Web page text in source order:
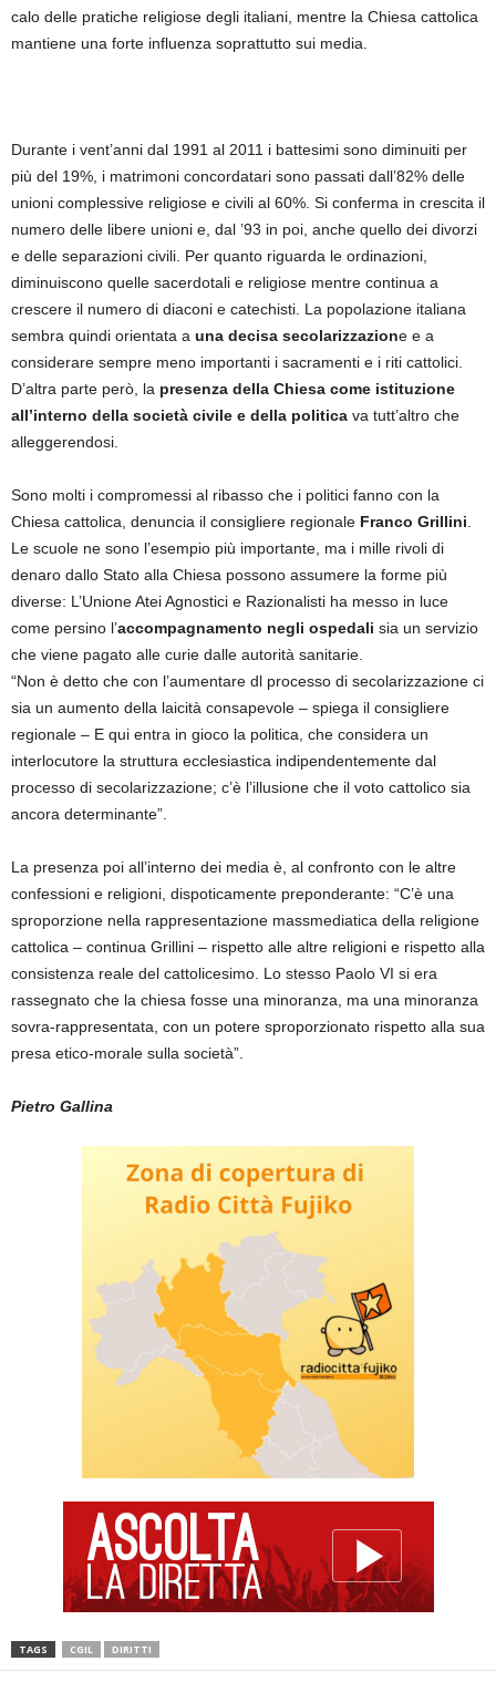
calo delle pratiche religiose degli italiani, mentre la Chiesa cattolica
mantiene una forte influenza soprattutto sui media.
Durante i vent’anni dal 1991 al 2011 i battesimi sono diminuiti per
più del 19%, i matrimoni concordatari sono passati dall’82% delle
unioni complessive religiose e civili al 60%. Si conferma in crescita il
numero delle libere unioni e, dal ’93 in poi, anche quello dei divorzi
e delle separazioni civili. Per quanto riguarda le ordinazioni,
diminuiscono quelle sacerdotali e religiose mentre continua a
crescere il numero di diaconi e catechisti. La popolazione italiana
sembra quindi orientata a una decisa secolarizzazione e a
considerare sempre meno importanti i sacramenti e i riti cattolici.
D’altra parte però, la presenza della Chiesa come istituzione
all’interno della società civile e della politica va tutt’altro che
alleggerendosi.
Sono molti i compromessi al ribasso che i politici fanno con la
Chiesa cattolica, denuncia il consigliere regionale Franco Grillini
Le scuole ne sono l’esempio più importante, ma i mille rivoli di
denaro dallo Stato alla Chiesa possono assumere la forme più
diverse: L’Unione Atei Agnostici e Razionalisti ha messo in luce
come persino l’accompagnamento negli ospedali sia un servizio
che viene pagato alle curie dalle autorità sanitarie.
“Non è detto che con l’aumentare dl processo di secolarizzazione ci
sia un aumento della laicità consapevole – spiega il consigliere
regionale – E qui entra in gioco la politica, che considera un
interlocutore la struttura ecclesiastica indipendentemente dal
processo di secolarizzazione; c’è l’illusione che il voto cattolico sia
ancora determinante”.
La presenza poi all’interno dei media è, al confronto con le altre
confessioni e religioni, dispoticamente preponderante: “C’è una
sproporzione nella rappresentazione massmediatica della religione
cattolica – continua Grillini – rispetto alle altre religioni e rispetto alla
consistenza reale del cattolicesimo. Lo stesso Paolo VI si era
rassegnato che la chiesa fosse una minoranza, ma una minoranza
sovra-rappresentata, con un potere sproporzionato rispetto alla sua
presa etico-morale sulla società”.
Pietro Gallina
TAGS CGIL DIRITTI